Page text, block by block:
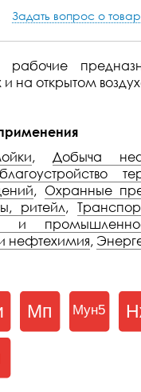
Задать вопрос о
рабочие
на открытом
,Добыча
, Охранные
ритейл,
и
нефтехимия,